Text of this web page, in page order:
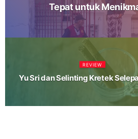
Tepat untuk
REVIEW
Yu Sri dan Selinting Kretek